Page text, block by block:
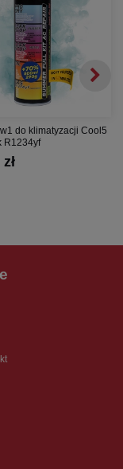
do klimatyzacji Cool5
R1234yf